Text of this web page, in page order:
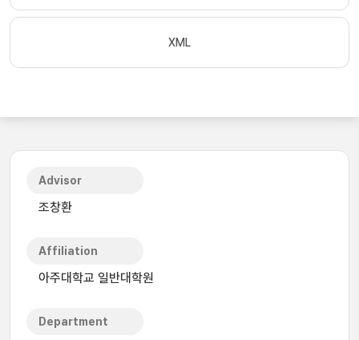
XML
Advisor
조창환
Affiliation
아주대학교 일반대학원
Department